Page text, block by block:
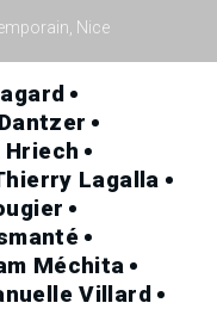
Nice
Hriech
Lagalla
Méchita
Villard